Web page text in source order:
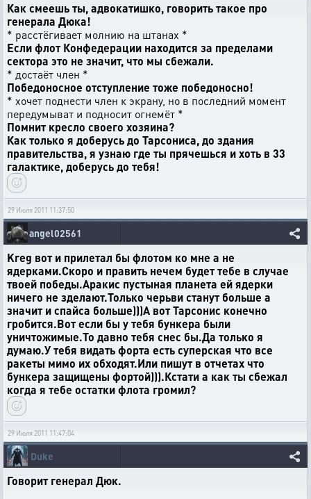
Как смеешь ты, адвокатишко, говорить такое про
генерала Дюка!
* расстёгивает молнию на штанах *
Если флот Конфедерации находится за пределами
сектора это не значит, что мы сбежали.
* достаёт член *
Победоносное отступление тоже победоносно!
* хочет поднести член к экрану, но в последний момент
передумыват и подносит огнемёт *
Помнит кресло своего хозяина?
Как только я доберусь до Тарсониса, до здания
правительства, я узнаю где ты прячешься и хоть в 33
галактике, доберусь до тебя!
29 Июля 2011 11:37:50
angel02561
Kreg вот и прилетал бы флотом ко мне а не
ядерками.Скоро и править нечем будет тебе в случае
твоей победы.Аракис пустыная планета ей ядерки
ничего не зделают.Только черьви станут больше а
значит и спайса больше)))А вот Тарсонис конечно
гробится.Вот если бы у тебя бункера были
уничтожимые.То давно тебя снес бы.Да только я
думаю.У тебя видать форта есть суперская что все
ракеты мимо их обходят.Или пишут в отчетах что
бункера защищены фортой))).Кстати а как ты сбежал
когда я тебе остатки флота громил?
29 Июля 2011 11:47:04
Duke
Говорит генерал Дюк.